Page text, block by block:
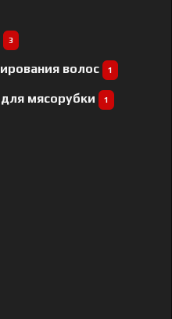
3
волос 1
мясорубки 1